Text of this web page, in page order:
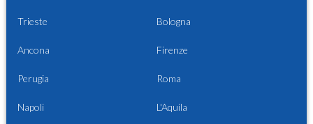
Trieste Bologna
Ancona Firenze
Perugia Roma
Napoli L'Aquila